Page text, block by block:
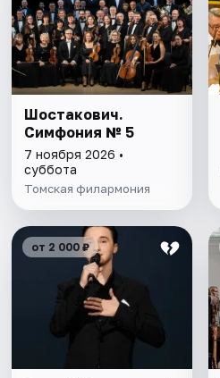
Шостакович.
Симфония № 5
7 ноября 2026 •
суббота
Томская филармония
от 2 000 ₽